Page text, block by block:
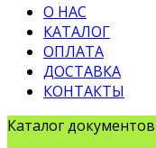
О НАС
КАТАЛОГ
ОПЛАТА
ДОСТАВКА
КОНТАКТЫ
Каталог документов